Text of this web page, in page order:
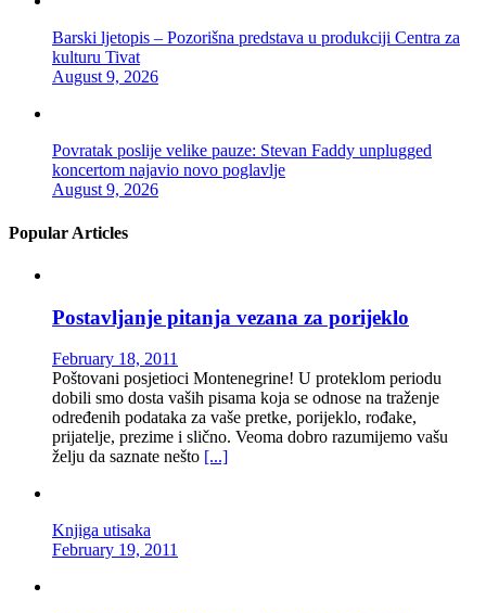
Barski ljetopis – Pozorišna predstava u produkciji Centra za
kulturu Tivat
August 9, 2026
Povratak poslije velike pauze: Stevan Faddy unplugged
koncertom najavio novo poglavlje
August 9, 2026
Popular Articles
Postavljanje pitanja vezana za porijeklo
February 18, 2011
Poštovani posjetioci Montenegrine! U proteklom periodu
dobili smo dosta vaših pisama koja se odnose na traženje
određenih podataka za vaše pretke, porijeklo, rođake,
prijatelje, prezime i slično. Veoma dobro razumijemo vašu
želju da saznate nešto [...]
Knjiga utisaka
February 19, 2011